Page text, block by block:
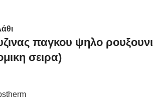
παγκου ψηλο ρουξουνι
σειρα)